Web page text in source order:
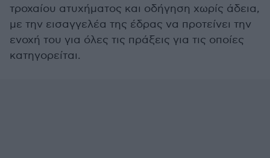
τροχαίου ατυχήματος και οδήγηση χωρίς άδεια,
με την εισαγγελέα της έδρας να προτείνει την
ενοχή του για όλες τις πράξεις για τις οποίες
κατηγορείται.